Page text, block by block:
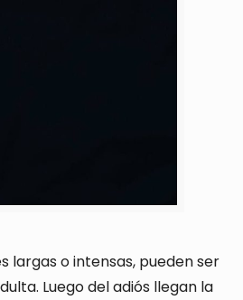
largas o intensas, pueden ser
Luego del adiós llegan la